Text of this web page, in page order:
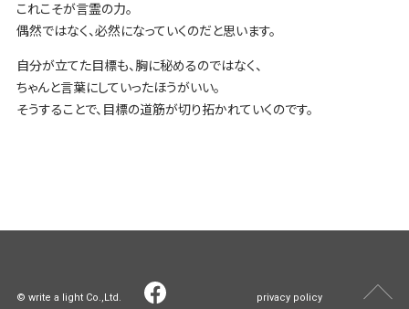
これこそが言霊の力。
偶然ではなく、必然になっていくのだと思います。
自分が立てた目標も、胸に秘めるのではなく、
ちゃんと言葉にしていったほうがいい。
そうすることで、目標の道筋が切り拓かれていくのです。
© write a light Co.,Ltd. privacy policy